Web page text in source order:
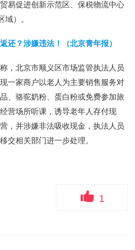
易促进创新示范区、保税物流中心
域）。
还？涉嫌违法！（北京青年报）
，北京市顺义区市场监管执法人员
一家商户以老人为主要销售服务对
、骆驼奶粉、蛋白粉或免费参加旅
营场所听课，诱导老年人存付现
，并涉嫌非法吸收现金，执法人员
交相关部门进一步处理。
1